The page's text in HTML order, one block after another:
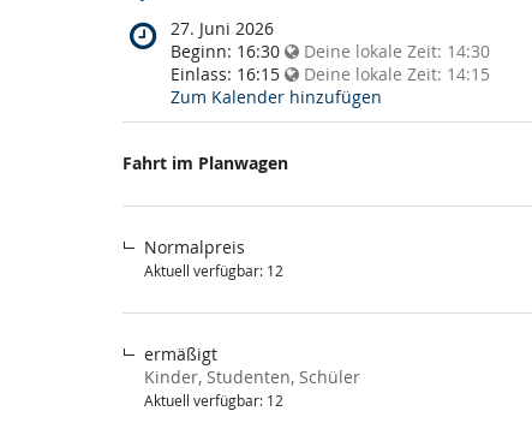
diese
Veranstaltung
statt?
Wann
findet
diese
Veranstaltung
statt?
27. Juni 2026
Beginn: 16:30 Deine lokale Zeit: 14:30
Einlass: 16:15 Deine lokale Zeit: 14:15
Zum Kalender hinzufügen
Fahrt im Planwagen
Normalpreis
Aktuell verfügbar: 12
ermäßigt
Kinder, Studenten, Schüler
Aktuell verfügbar: 12